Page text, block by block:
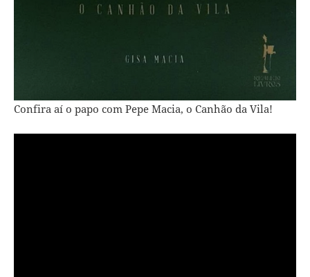
Confira aí o papo com Pepe Macia, o Canhão da Vila!